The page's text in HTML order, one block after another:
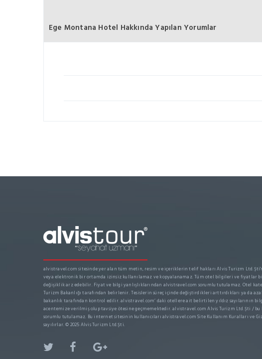
Ege Montana Hotel Hakkında Yapılan Yorumlar
alvistravel.com sitesinde yer alan tüm metin, resim ve içeriklerin telif hakları Alvis Turizm
veya elektronik bir ortamda izinsiz kullanılamaz ve kopyalanamaz. Tüm otel bilgileri ve fiyatlar
değişiklik arz edebilir. Fiyat ve bilgi yanlışlıklarından alvistravel.com sorumlu tutulamaz. Otel
Turizm Bakanlığı tarafından belirlenir. Tesislerin süreç içinde değiştirdikleri arttırdıkları ya da
bakanlık tarafından kontrol edilir. alvistravel.com’ daki otellere ait belirtilen yıldız sayılarının
acentemize verilmiş olup tavsiye ötesine geçmemektedir. alvistravel.com Alvis Turizm Ltd.Şti /
sorumlu tutulamaz. Bu internet sitesinin kullanıcıları alvistravel.com Site Kullanım Kuralları ve
sayılırlar. © 2025 Alvis Turizm Ltd.Şti.